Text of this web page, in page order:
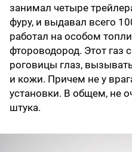
занимал четыре
фуру, и выдавал всего
работал на особом
фтороводород. Этот газ
роговицы глаз,
и кожи. Причем не у
установки. В общем, не
штука.